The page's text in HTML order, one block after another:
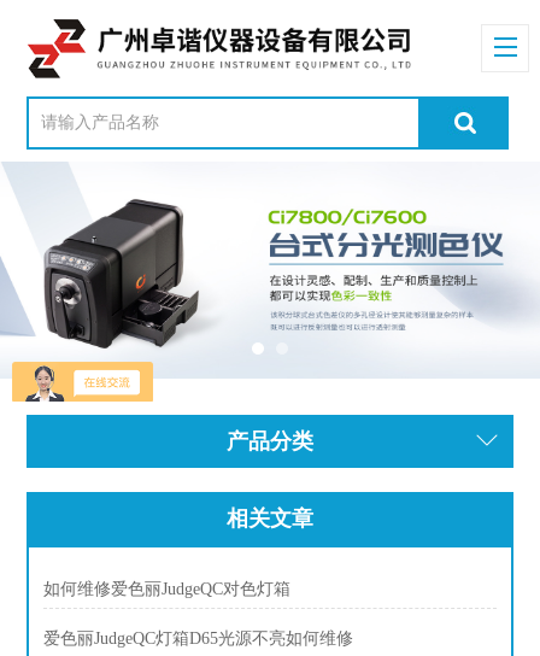
产品分类
相关文章
如何维修爱色丽JudgeQC对色灯箱
爱色丽JudgeQC灯箱D65光源不亮如何维修